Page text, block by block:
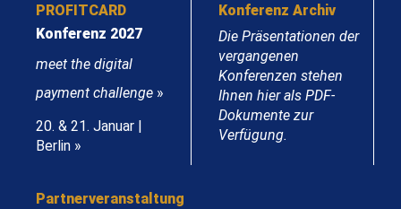
PROFITCARD
Konferenz 2027
meet the digital
payment challenge »
20. & 21. Januar |
Berlin »
Konferenz Archiv
Die Präsentationen der
vergangenen
Konferenzen stehen
Ihnen hier als PDF-
Dokumente zur
Verfügung.
Partnerveranstaltung